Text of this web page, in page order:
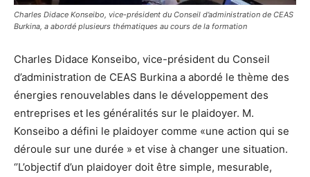
Charles Didace Konseibo, vice-président du Conseil d’administration de CEAS
Burkina, a abordé plusieurs thématiques au cours de la formation
Charles Didace Konseibo, vice-président du Conseil
d’administration de CEAS Burkina a abordé le thème des
énergies renouvelables dans le développement des
entreprises et les généralités sur le plaidoyer. M.
Konseibo a défini le plaidoyer comme «une action qui se
déroule sur une durée » et vise à changer une situation.
‘’L’objectif d’un plaidoyer doit être simple, mesurable,